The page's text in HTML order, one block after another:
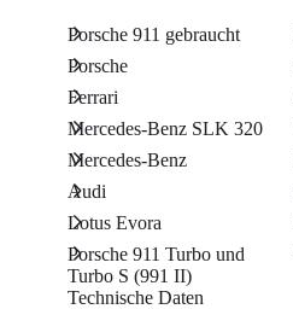
Porsche 911 gebraucht
Porsche
Ferrari
Mercedes-Benz SLK 320
Mercedes-Benz
Audi
Lotus Evora
Porsche 911 Turbo und
Turbo S (991 II)
Technische Daten